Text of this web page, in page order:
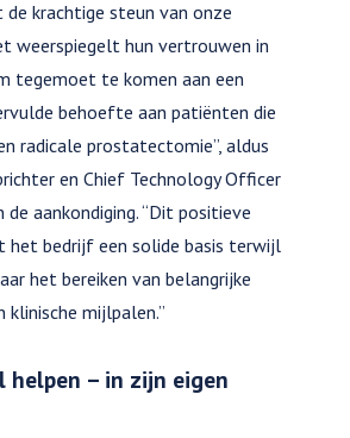
krachtige steun van onze
weerspiegelt hun vertrouwen in
tegemoet te komen aan een
behoefte aan patiënten die
radicale prostatectomie”, aldus
en Chief Technology Officer
aankondiging. “Dit positieve
het bedrijf een solide basis terwijl
het bereiken van belangrijke
klinische mijlpalen.”
helpen – in zijn eigen